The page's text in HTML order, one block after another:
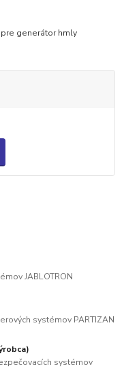
generátor hmly
JABLOTRON
systémov PARTIZAN
systémov